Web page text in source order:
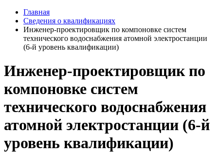
Главная
Сведения о квалификациях
Инженер-проектировщик по компоновке систем
технического водоснабжения атомной электростанции
(6-й уровень квалификации)
Инженер-проектировщик по
компоновке систем
технического водоснабжения
атомной электростанции (6-й
уровень квалификации)